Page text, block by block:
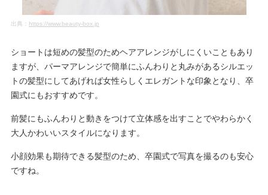
出典： https://www.beauty-box.jp
ショートは短めの髪型のためヘアアレンジがしにくいこともあり
ますが、パーマアレンジで簡単にふんわりと丸みがあるシルエッ
トの髪型にしてあげれば女性らしくエレガントな印象となり、卒
園式にもおすすめです。
前髪にもふんわりと動きをつけて立体感を出すことでやわらかく
大人かわいいスタイルになります。
小顔効果も期待できる髪型のため、卒園式で写真を撮るのも安心
ですね。